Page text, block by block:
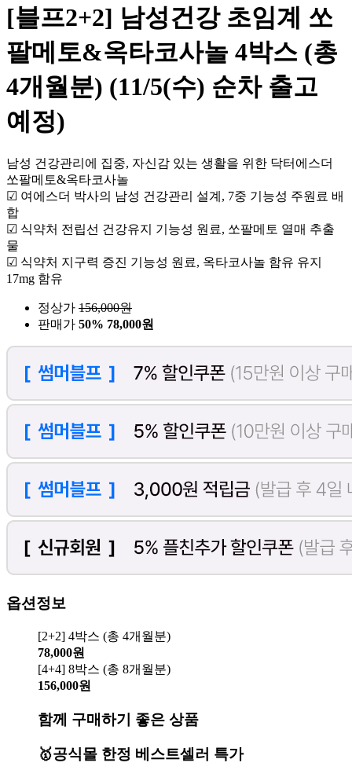
[블프2+2] 남성건강 초임계 쏘
팔메토&옥타코사놀 4박스 (총
4개월분) (11/5(수) 순차 출고
예정)
남성 건강관리에 집중, 자신감 있는 생활을 위한 닥터에스더
쏘팔메토&옥타코사놀
☑ 여에스더 박사의 남성 건강관리 설계, 7중 기능성 주원료 배
합
☑ 식약처 전립선 건강유지 기능성 원료, 쏘팔메토 열매 추출
물
☑ 식약처 지구력 증진 기능성 원료, 옥타코사놀 함유 유지
17mg 함유
정상가 156,000원
판매가 50% 78,000원
옵션정보
[2+2] 4박스 (총 4개월분)
78,000원
[4+4] 8박스 (총 8개월분)
156,000원
함께 구매하기 좋은 상품
🥇공식몰 한정 베스트셀러 특가